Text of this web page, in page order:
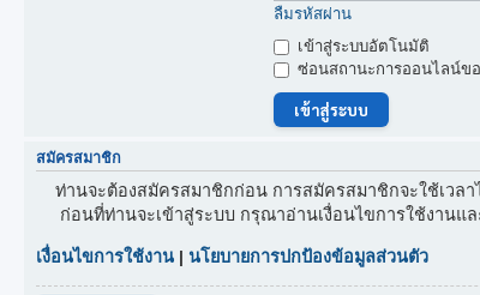
ลืมรหัสผ่าน
เข้าสู่ระบบอัตโนมัติ
ซ่อนสถานะการออนไลน์ข
สมัครสมาชิก
ท่านจะต้องสมัครสมาชิกก่อน การสมัครสมาชิกจะใช้เวลา
ก่อนที่ท่านจะเข้าสู่ระบบ กรุณาอ่านเงื่อนไขการใช้งานแ
เงื่อนไขการใช้งาน | นโยบายการปกป้องข้อมูลส่วนตัว